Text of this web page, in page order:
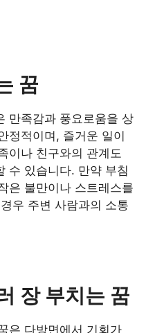
꿈
만족감과 풍요로움을 상
정적이며, 즐거운 일이
이나 친구와의 관계도
수 있습니다. 만약 부침
은 불만이나 스트레스를
우 주변 사람과의 소통
장 부치는 꿈
은 다방면에서 기회가